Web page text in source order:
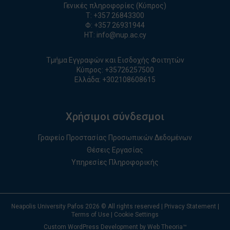
Γενικές πληροφορίες (Κύπρος)
T: +357 26843300
Φ: +357 26931944
ΗΤ: info@nup.ac.cy
Τμήμα Εγγραφών και Εισδοχής Φοιτητών
Κύπρος: +35726257500
Ελλάδα: +30210860861 5
Χρήσιμοι σύνδεσμοι
Γραφείο Προστασίας Προσωπικών Δεδομένων
Θέσεις Εργασίας
Υπηρεσίες Πληροφορικής
Neapolis University Pafos 2026 © All rights reserved | Privacy Statement |
Terms of Use | Cookie Settings
Custom WordPress Development by Web Theoria™